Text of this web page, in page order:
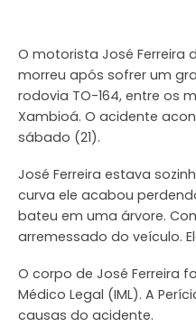
O motorista José Ferreira
morreu após sofrer um
rodovia TO-164, entre os
Xambioá. O acidente
sábado (21).
José Ferreira estava
curva ele acabou
bateu em uma árvore.
arremessado do veículo.
O corpo de José Ferreira
Médico Legal (IML). A
causas do acidente.